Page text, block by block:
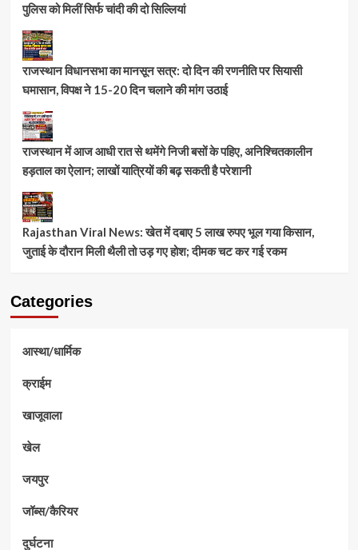
पुलिस को मिलीं सिर्फ चांदी की दो सिल्लियां
राजस्थान विधानसभा का मानसून सत्र: दो दिन की रणनीति पर सियासी
घमासान, विपक्ष ने 15-20 दिन चलाने की मांग उठाई
राजस्थान में आज आधी रात से थमेंगे निजी बसों के पहिए, अनिश्चितकालीन
हड़ताल का ऐलान; लाखों यात्रियों की बढ़ सकती है परेशानी
Rajasthan Viral News: खेत में दबाए 5 लाख रुपए भूल गया किसान,
जुताई के दौरान मिली थैली तो उड़ गए होश; दीमक चट कर गई रकम
Categories
आस्था/धार्मिक
क्राईम
खाजूवाला
खेल
जयपुर
जॉब्स/कैरियर
दुर्घटना